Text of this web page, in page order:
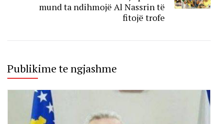
mund ta ndihmojë Al Nassrin të
fitojë trofe
Publikime te ngjashme